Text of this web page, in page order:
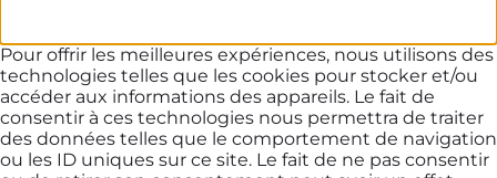
Pour offrir les meilleures expériences, nous utilisons des
technologies telles que les cookies pour stocker et/ou
accéder aux informations des appareils. Le fait de
consentir à ces technologies nous permettra de traiter
des données telles que le comportement de navigation
ou les ID uniques sur ce site. Le fait de ne pas consentir